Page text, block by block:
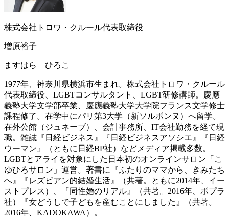
株式会社トロワ・クルール代表取締役
増原裕子
ますはら ひろこ
1977年、神奈川県横浜市生まれ。株式会社トロワ・クルール
代表取締役、LGBTコンサルタント、LGBT研修講師。慶應
義塾大学文学部卒業、慶應義塾大学大学院フランス文学修士
課程修了。在学中にパリ第3大学（新ソルボンヌ）へ留学。
在外公館（ジュネーブ）、会計事務所、IT会社勤務を経て現
職。雑誌『日経ビジネス』『日経ビジネスアソシエ』『日経
ウーマン』（ともに日経BP社）などメディア掲載多数。
LGBTとアライを対象にした日本初のオンラインサロン「こ
ゆひろサロン」運営。著書に『ふたりのママから、きみたち
へ』『レズビアン的結婚生活』（共著。ともに2014年、イー
ストプレス）、『同性婚のリアル』（共著。2016年、ポプラ
社）『女どうしで子どもを産むことにしました』（共著。
2016年、KADOKAWA）。